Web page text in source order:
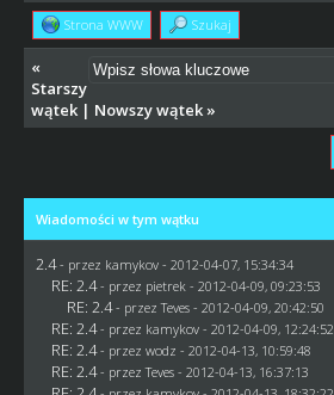
Strona WWW Szukaj
«
Starszy
wątek| Nowszy wątek»
Wiadomości w tym wątku
2.4 - przez kamykov- 2012-04-07, 15:34:34
RE: 2.4 - przez pietrek- 2012-04-09, 09:23:53
RE: 2.4 - przezTeves- 2012-04-09, 20:42:50
RE: 2.4 - przez kamykov- 2012-04-09, 12:24:52
RE: 2.4 - przez wodz - 2012-04-13, 10:59:48
RE: 2.4 - przezTeves- 2012-04-13, 16:37:13